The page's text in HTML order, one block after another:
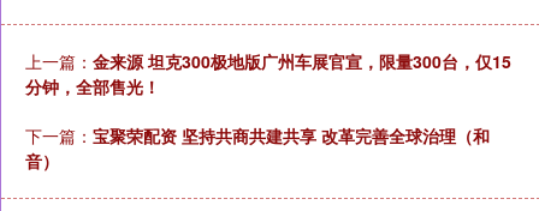
上一篇： 金来源 坦克300极地版广州车展官宣，限量300台，仅15
分钟，全部售光！
下一篇： 宝聚荣配资 坚持共商共建共享 改革完善全球治理（和
音）